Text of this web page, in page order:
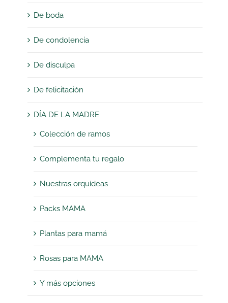
De boda
De condolencia
De disculpa
De felicitación
DÍA DE LA MADRE
Colección de ramos
Complementa tu regalo
Nuestras orquídeas
Packs MAMA
Plantas para mamá
Rosas para MAMA
Y más opciones